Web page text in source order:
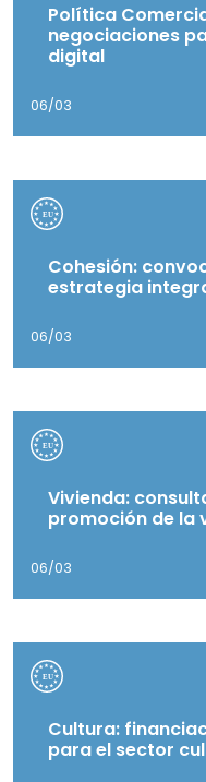
Política
negociaciones
digital
06/03
Cohesión:
estrategia
06/03
Vivienda:
promoción de la
06/03
Cultura:
para el sector